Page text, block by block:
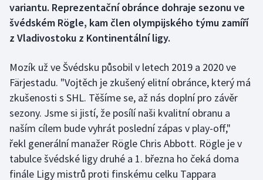
Curling
Florbal
Golf
Gymnastika
variantu. Reprezentační obránce dohraje sezonu ve
švédském Rögle, kam člen olympijského týmu zamíří
z Vladivostoku z Kontinentální ligy.
Mozík už ve Švédsku působil v letech 2019 a 2020 ve
Färjestadu. "Vojtěch je zkušený elitní obránce, který má
zkušenosti s SHL. Těšíme se, až nás doplní pro závěr
sezony. Jsme si jistí, že posílí naši kvalitní obranu a
naším cílem bude vyhrát poslední zápas v play-off,"
řekl generální manažer Rögle Chris Abbott. Rögle je v
tabulce švédské ligy druhé a 1. března ho čeká doma
finále Ligy mistrů proti finskému celku Tappara